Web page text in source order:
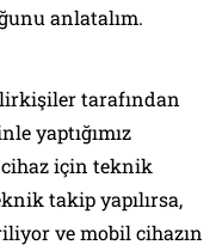
anlatalım.
tarafından
yaptığımız
için teknik
takip yapılırsa,
ve mobil cihazın